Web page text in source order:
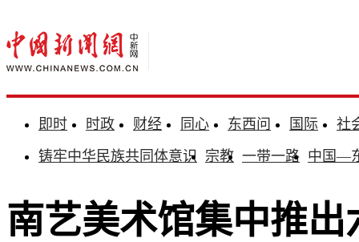
即时 时政 财经 同心 东西问 国际
社
铸牢中华民族共同体意识 宗教 一带一路 中国—
南艺美术馆集中推